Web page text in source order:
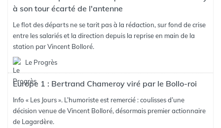
à son tour écarté de l'antenne
Le flot des départs ne se tarit pas à la rédaction, sur fond de crise
entre les salariés et la direction depuis la reprise en main de la
station par Vincent Bolloré.
Le Progrès
Europe 1 : Bertrand Chameroy viré par le Bollo-roi
Info « Les Jours ». L’humoriste est remercié : coulisses d’une
décision venue de Vincent Bolloré, désormais premier actionnaire
de Lagardère.